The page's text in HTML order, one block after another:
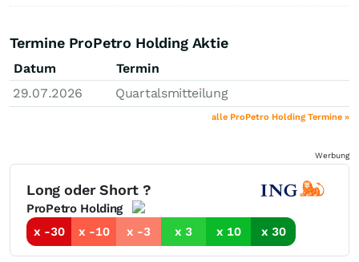
Termine ProPetro Holding Aktie
Datum
Termin
29.07.2026
Quartalsmitteilung
alle ProPetro Holding Termine »
Werbung
Long oder Short ?
ProPetro Holding
x -30
x -10 x -3 x 3 x 10 x 30